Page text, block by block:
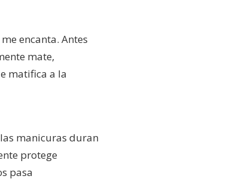
encanta. Antes
mate,
matifica a la
manicuras duran
protege
pasa